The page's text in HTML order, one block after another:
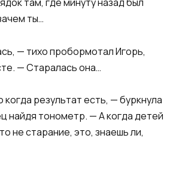
ты…
— тихо пробормотал Игорь,
— Старалась она…
результат есть, — буркнула
найдя тонометр. — А когда детей
не старание, это, знаешь ли,